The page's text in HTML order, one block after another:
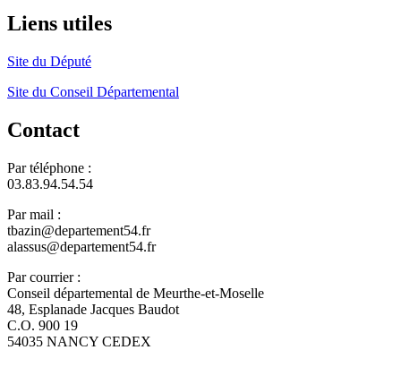
Liens utiles
Site du Député
Site du Conseil Départemental
Contact
Par téléphone :
03.83.94.54.54
Par mail :
tbazin@departement54.fr
alassus@departement54.fr
Par courrier :
Conseil départemental de Meurthe-et-Moselle
48, Esplanade Jacques Baudot
C.O. 900 19
54035 NANCY CEDEX